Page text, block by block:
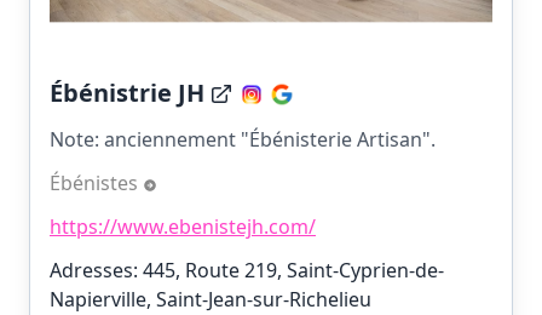
Ébénistrie JH
Note: anciennement "Ébénisterie Artisan".
Ébénistes
https://www.ebenistejh.com/
Adresses: 445, Route 219, Saint-Cyprien-de-
Napierville, Saint-Jean-sur-Richelieu